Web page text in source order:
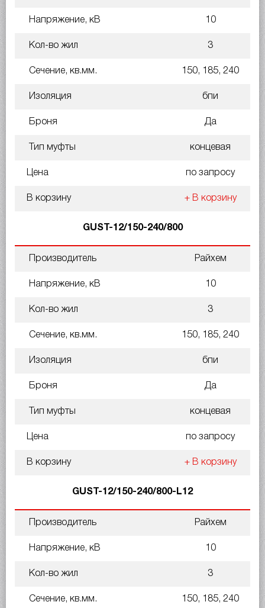
Напряжение, кВ 10
Кол-во жил 3
Сечение, кв.мм. 150, 185, 240
Изоляция бпи
Броня Да
Тип муфты концевая
Цена по запросу
В корзину + В корзину
GUST-12/150-240/800
Производитель Райхем
Напряжение, кВ 10
Кол-во жил 3
Сечение, кв.мм. 150, 185, 240
Изоляция бпи
Броня Да
Тип муфты концевая
Цена по запросу
В корзину + В корзину
GUST-12/150-240/800-L12
Производитель Райхем
Напряжение, кВ 10
Кол-во жил 3
Сечение, кв.мм. 150, 185, 240